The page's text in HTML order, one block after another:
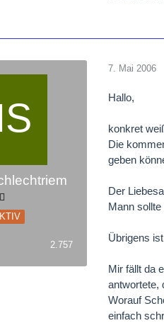
2.757
7. Mai 2006
Hallo,
konkret
Die
geben
Der
Mann
Übrigens
Mir fällt da
antwortete,
Worauf
einfach